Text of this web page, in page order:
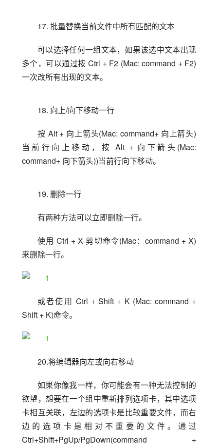
17. 批量替换当前文件中所有匹配的文本
可以选择任何一组文本，如果该选中文本出现
多个，可以通过按 Ctrl + F2 (Mac: command + F2)
一次改所有出现的文本。
18. 向上/向下移动一行
按 Alt + 向上箭头(Mac: command+ 向上箭头)
当前行向上移动，按 Alt + 向下箭头(Mac:
command+ 向下箭头))当前行向下移动。
19. 删除一行
有两种方法可以立即删除一行。
使用 Ctrl + X 剪切命令(Mac：command + X)
来删除一行。
或者使用 Ctrl + Shift + K (Mac: command +
Shift + K)命令。
20.将编辑器向左或向右移动
如果你像我一样，你可能会有一种无法控制的
欲望，想要在一个组中重新排列选项卡，其中选项
卡相互关联，左边的选项卡是比较重要文件，而右
边的选项卡是相对不重要的文件。通过
Ctrl+Shift+PgUp/PgDown(command +